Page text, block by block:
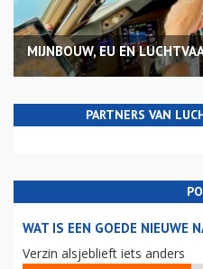
MIJNBOUW, EU EN
PARTNERS VAN
WAT IS EEN GOEDE NIEUWE
Verzin alsjeblieft iets anders